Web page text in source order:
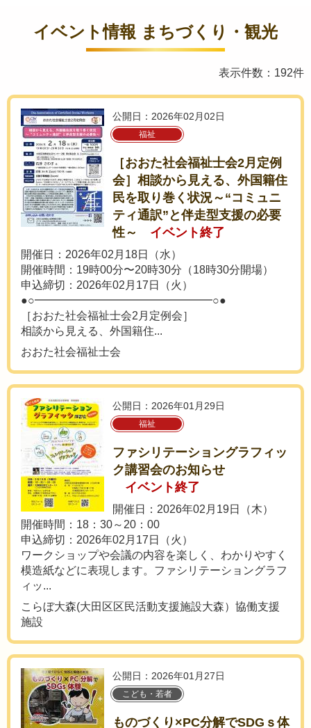
イベント情報 まちづくり・観光
表示件数：192件
公開日：2026年02月02日
福祉
［おおた社会福祉士会2月定例
会］相談から見える、外国籍住
民を取り巻く状況～“コミュニ
ティ通訳”と伴走型支援の必要
性～
イベント終了
開催日：2026年02月18日（水）
開催時間：19時00分〜20時30分（18時30分開場）
申込締切：2026年02月17日（火）
●○━━━━━━━━━━━━━━━━○●
［おおた社会福祉士会2月定例会］
相談から見える、外国籍住...
おおた社会福祉士会
公開日：2026年01月29日
福祉
ファシリテーショングラフィッ
ク講習会のお知らせ
イベント終了
開催日：2026年02月19日（木）
開催時間：18：30～20：00
申込締切：2026年02月17日（火）
ワークショップや会議の内容を楽しく、わかりやすく
模造紙などに表現します。ファシリテーショングラフ
ィッ...
こらぼ大森(大田区区民活動支援施設大森）協働支援
施設
公開日：2026年01月27日
こども・若者
ものづくり×PC分解でSDGｓ体